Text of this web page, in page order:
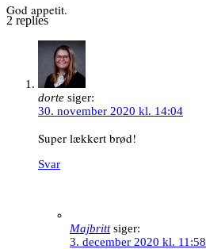
God appetit.
2 replies
dorte siger:
30. november 2020 kl. 14:04
Super lækkert brød!
Svar
Majbritt siger:
3. december 2020 kl. 11:58